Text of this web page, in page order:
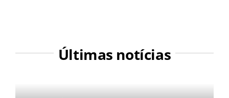
Últimas notícias